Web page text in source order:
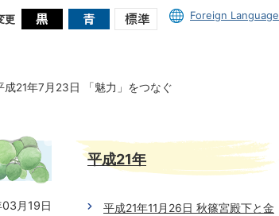
更 Foreign Language
成21年7月23日 「魅力」をつなぐ
月19日
平成21年
平成21年11月26日 秋篠宮殿下と金